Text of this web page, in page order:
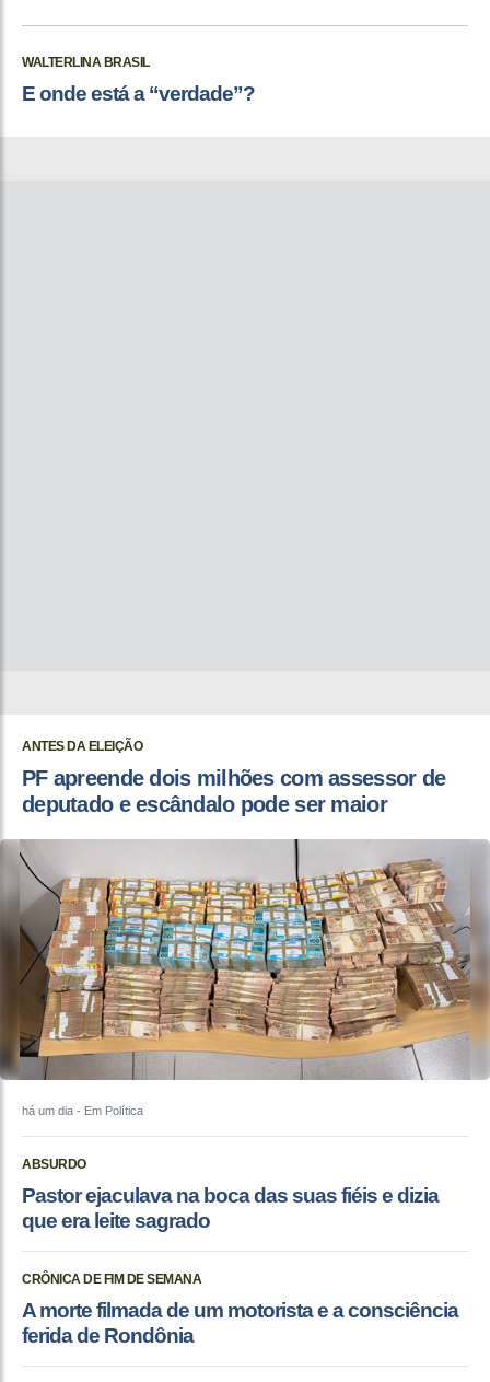
WALTERLINA BRASIL
E onde está a “verdade”?
ANTES DA ELEIÇÃO
PF apreende dois milhões com assessor de
deputado e escândalo pode ser maior
há um dia - Em Política
ABSURDO
Pastor ejaculava na boca das suas fiéis e dizia
que era leite sagrado
CRÔNICA DE FIM DE SEMANA
A morte filmada de um motorista e a consciência
ferida de Rondônia